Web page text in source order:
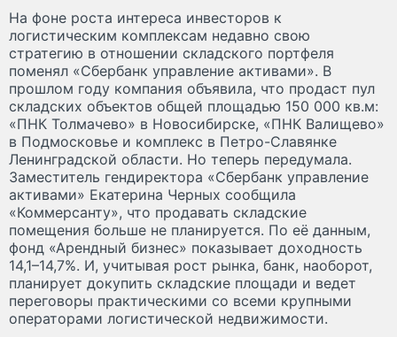
На фоне роста интереса инвесторов к
логистическим комплексам недавно свою
стратегию в отношении складского портфеля
поменял «Сбербанк управление активами». В
прошлом году компания объявила, что продаст пул
складских объектов общей площадью 150 000 кв.м:
«ПНК Толмачево» в Новосибирске, «ПНК Валищево»
в Подмосковье и комплекс в Петро-Славянке
Ленинградской области. Но теперь передумала.
Заместитель гендиректора «Сбербанк управление
активами» Екатерина Черных сообщила
«Коммерсанту», что продавать складские
помещения больше не планируется. По её данным,
фонд «Арендный бизнес» показывает доходность
14,1–14,7%. И, учитывая рост рынка, банк, наоборот,
планирует докупить складские площади и ведет
переговоры практическими со всеми крупными
операторами логистической недвижимости.